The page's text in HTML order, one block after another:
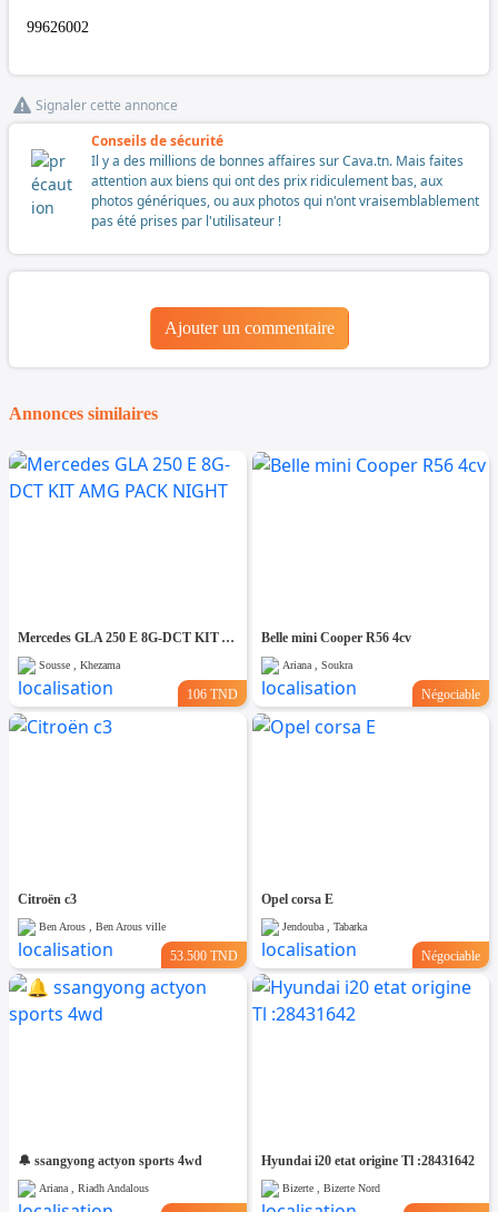
99626002
Signaler cette annonce
Conseils de sécurité
Il y a des millions de bonnes affaires sur Cava.tn. Mais faites
attention aux biens qui ont des prix ridiculement bas, aux
photos génériques, ou aux photos qui n'ont vraisemblablement
pas été prises par l'utilisateur !
Ajouter un commentaire
Annonces similaires
Mercedes GLA 250 E 8G-DCT KIT AMG PACK NIGHT
Sousse , Khezama
106 TND
Belle mini Cooper R56 4cv
Ariana , Soukra
Négociable
Citroën c3
Ben Arous , Ben Arous ville
53.500 TND
Opel corsa E
Jendouba , Tabarka
Négociable
🔔 ssangyong actyon sports 4wd
Ariana , Riadh Andalous
Hyundai i20 etat origine Tl :28431642
Bizerte , Bizerte Nord